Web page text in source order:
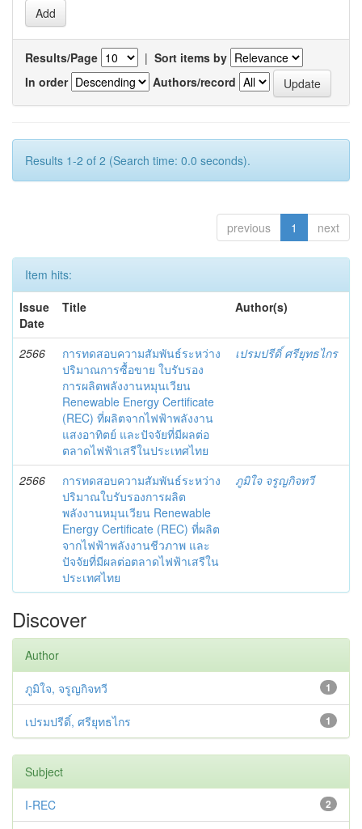
Results/Page | Sort items by
In order
Authors/record
Results 1-2 of 2 (Search time: 0.0 seconds).
previous 1 next
Item hits:
Issue
Date
Title Author(s)
2566
การทดสอบความสัมพันธ์ระหว่าง
ปริมาณการซื้อขาย ใบรับรอง
การผลิตพลังงานหมุนเวียน
Renewable Energy Certificate
(REC) ที่ผลิตจากไฟฟ้าพลังงาน
แสงอาทิตย์ และปัจจัยที่มีผลต่อ
ตลาดไฟฟ้าเสรีในประเทศไทย
เปรมปรีดิ์ ศรียุทธไกร
2566
การทดสอบความสัมพันธ์ระหว่าง
ปริมาณใบรับรองการผลิต
พลังงานหมุนเวียน Renewable
Energy Certificate (REC) ที่ผลิต
จากไฟฟ้าพลังงานชีวภาพ และ
ปัจจัยที่มีผลต่อตลาดไฟฟ้าเสรีใน
ประเทศไทย
ภูมิใจ จรูญกิจทวี
Discover
Author
1
ภูมิใจ, จรูญกิจทวี
1
เปรมปรีดิ์, ศรียุทธไกร
Subject
2
I-REC